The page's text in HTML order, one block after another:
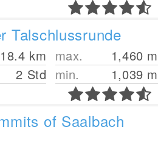
Talschlussrunde
18.4 km
2 Std
max. 1,460 m
min.
1,039 m
of Saalbach